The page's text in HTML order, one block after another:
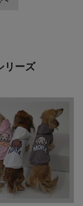
リーズ